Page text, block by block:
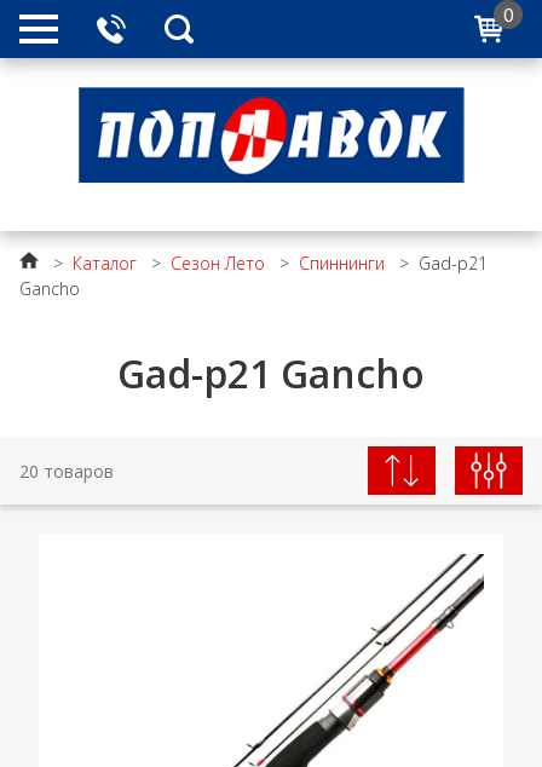
0
> Каталог > Сезон Лето > Спиннинги > Gad-p21
Gancho
Gad-p21 Gancho
20 товаров